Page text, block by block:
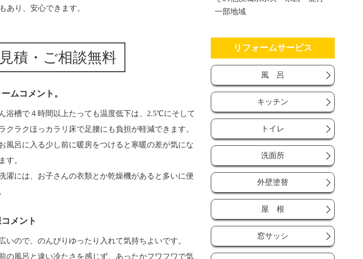
あり、安心できます。
積・ご相談無料
ムコメント。
浴槽で４時間以上たっても温度低下は、2.5℃にそして
クラクほっカラリ床で足腰にも負担が軽減できます。
風呂に入る少し前に暖房をつけると寒暖の差が気にな
す。
濯には、お子さんの衣類とか乾燥機があると多いに便
メント
いので、のんびりゆったり入れて気持ちよいです。
の風呂と違い冷たさを感じず、あったかフワフワで気
一部地域
リフォームサービス
風 呂
キッチン
トイレ
洗面所
外壁塗替
屋 根
窓サッシ